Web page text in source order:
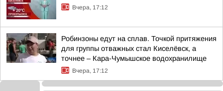
Вчера, 17:12
Робинзоны едут на сплав. Точкой притяжения
для группы отважных стал Киселёвск, а
точнее – Кара-Чумышское водохранилище
Вчера, 17:12